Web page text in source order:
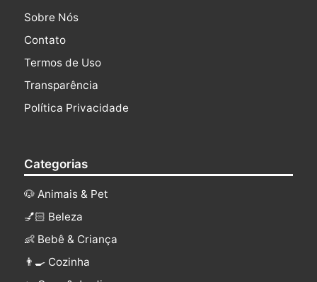
Sobre Nós
Contato
Termos de Uso
Transparência
Política Privacidade
Categorias
🐶 Animais & Pet
💅🏻 Beleza
👶 Bebê & Criança
👨‍🍳 Cozinha